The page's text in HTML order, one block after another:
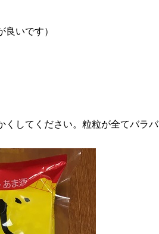
いです）
してください。粒粒が全てバラバ